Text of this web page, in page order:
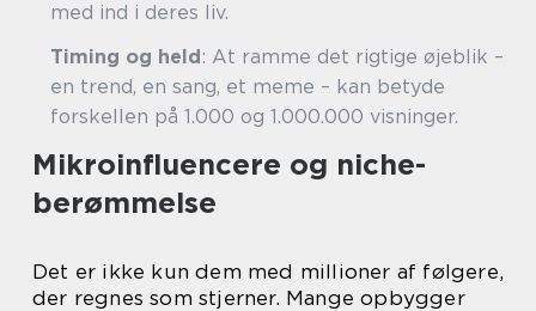
med ind i deres liv.
Timing og held: At ramme det rigtige øjeblik –
en trend, en sang, et meme – kan betyde
forskellen på 1.000 og 1.000.000 visninger.
Mikroinfluencere og niche-
berømmelse
Det er ikke kun dem med millioner af følgere,
der regnes som stjerner. Mange opbygger